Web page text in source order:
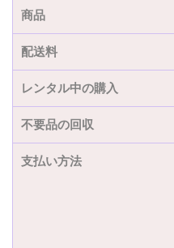
商品
配送料
レンタル中の購入
不要品の回収
支払い方法